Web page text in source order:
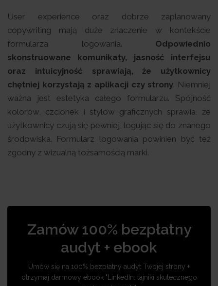
User experience oraz dobrze zaplanowany
copywriting mają duże znaczenie w kontekście
formularza logowania. Odpowiednio
skonstruowane komunikaty, jasność interfejsu
oraz intuicyjność sprawiają, że użytkownicy
chętniej korzystają z aplikacji czy strony. Niemniej
ważna jest estetyka całego formularzu. Spójność
kolorów, czcionek i stylów graficznych sprawia, że
użytkownicy czują się pewniej, logując się do znanego
środowiska. Formularz logowania powinien być też
zgodny z wizualną tożsamością marki.
Zamów 100% bezpłatny
audyt + ebook
Umów się na 100% bezpłatny audyt Twojej strony +
otrzymaj darmowy ebook "LinkedIn: tajniki skutecznego